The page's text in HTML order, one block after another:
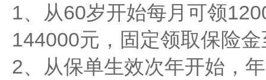
1、从60岁开始每月可领
144000元，固定领取保险
2、从保单生效次年开始，